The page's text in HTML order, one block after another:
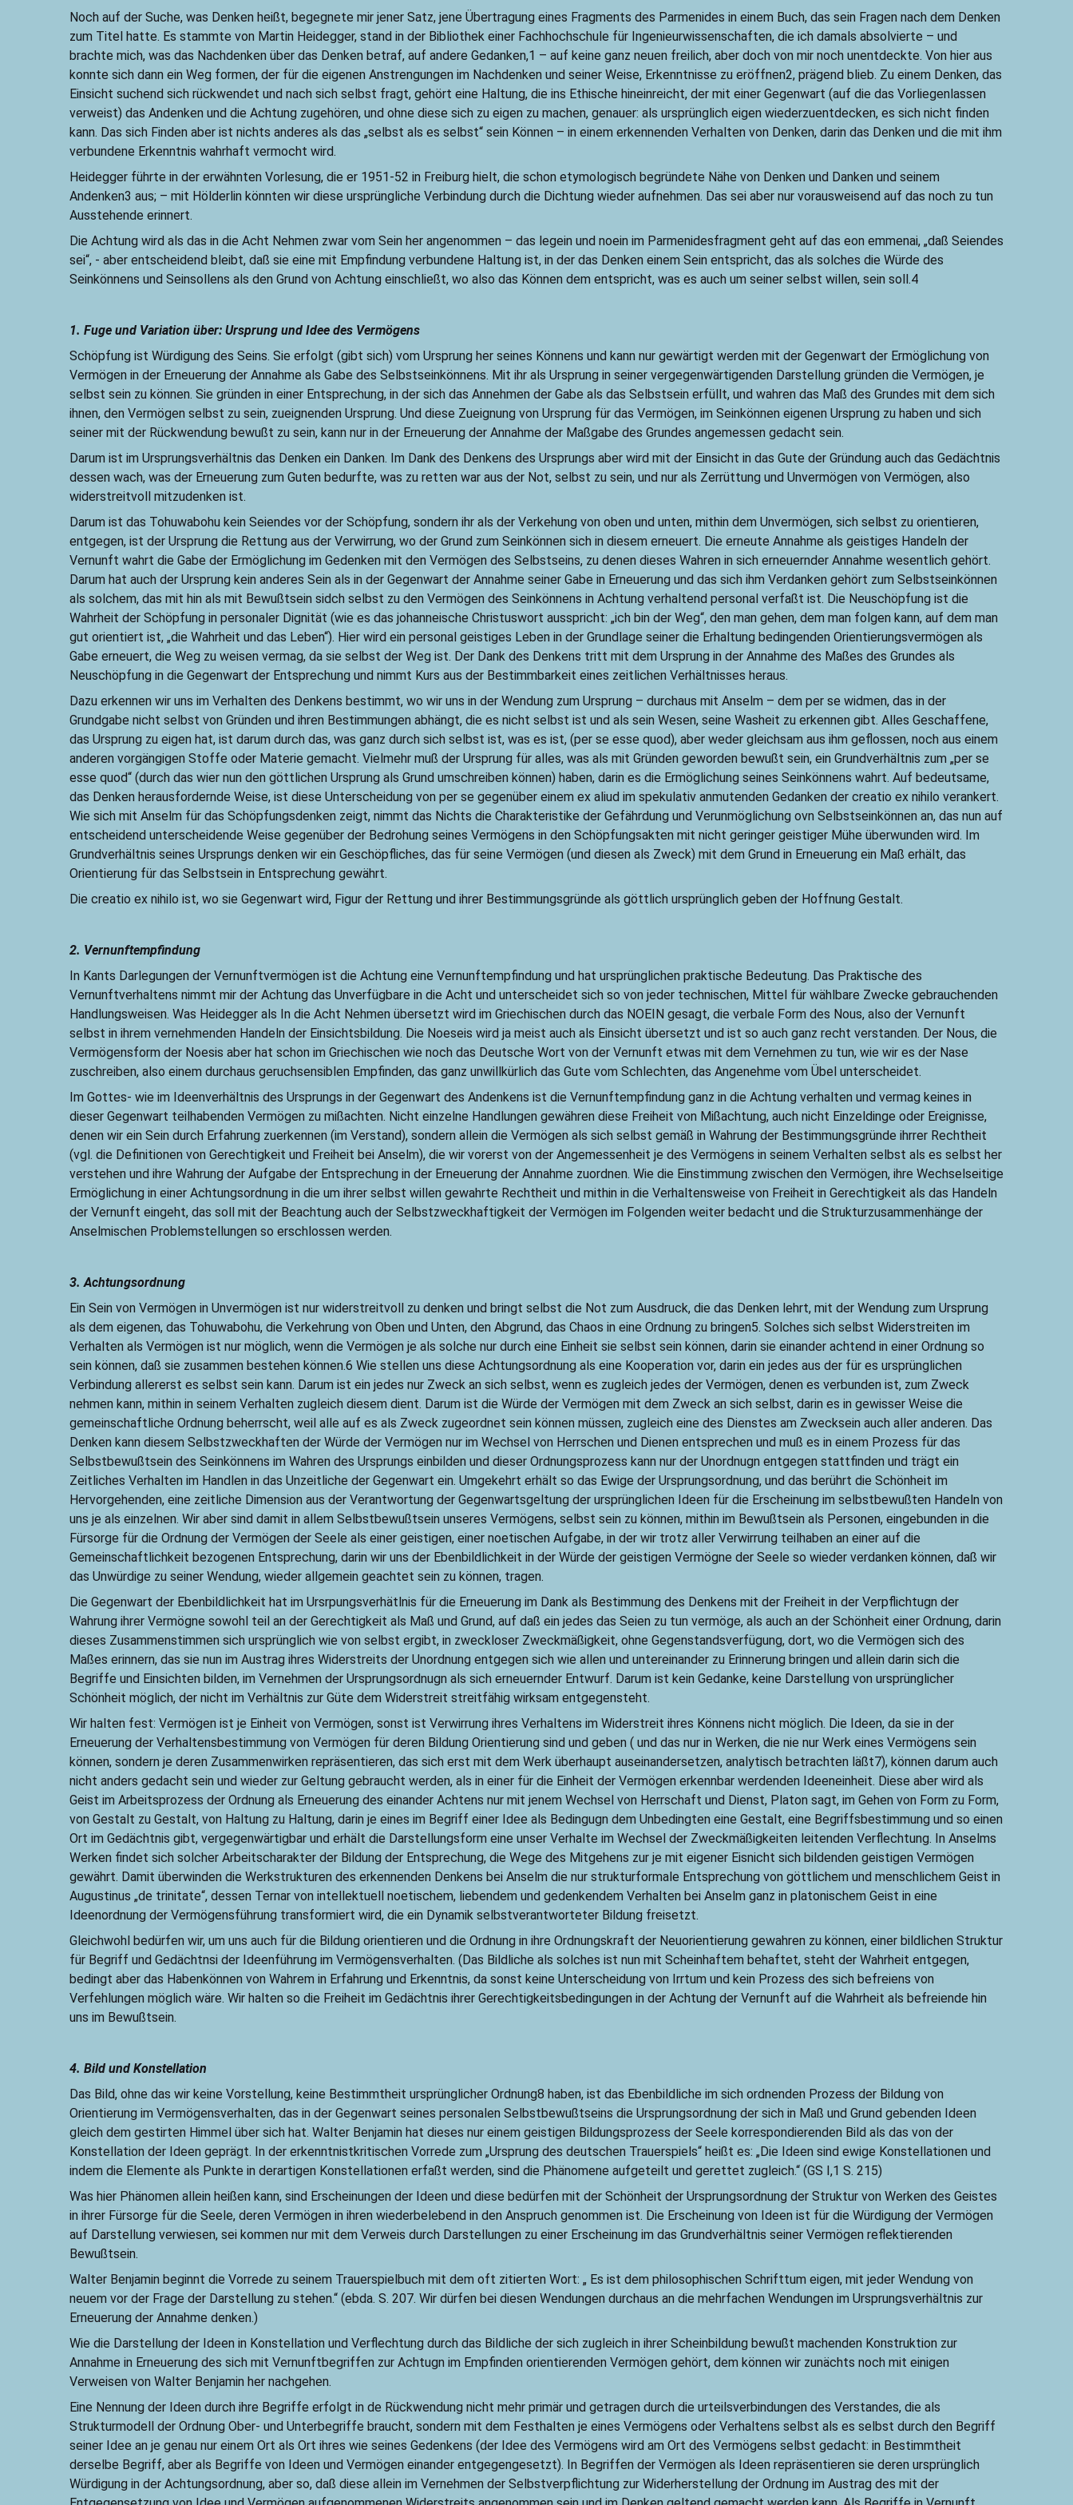
Noch auf der Suche, was Denken heißt, begegnete mir jener Satz, jene Übertragung eines Fragments des Parmenides in einem Buch, das sein Fragen nach dem Denken
zum Titel hatte. Es stammte von Martin Heidegger, stand in der Bibliothek einer Fachhochschule für Ingenieurwissenschaften, die ich damals absolvierte – und
brachte mich, was das Nachdenken über das Denken betraf, auf andere Gedanken,1 – auf keine ganz neuen freilich, aber doch von mir noch unentdeckte. Von hier aus
konnte sich dann ein Weg formen, der für die eigenen Anstrengungen im Nachdenken und seiner Weise, Erkenntnisse zu eröffnen2, prägend blieb. Zu einem Denken, das
Einsicht suchend sich rückwendet und nach sich selbst fragt, gehört eine Haltung, die ins Ethische hineinreicht, der mit einer Gegenwart (auf die das Vorliegenlassen
verweist) das Andenken und die Achtung zugehören, und ohne diese sich zu eigen zu machen, genauer: als ursprünglich eigen wiederzuentdecken, es sich nicht finden
kann. Das sich Finden aber ist nichts anderes als das „selbst als es selbst“ sein Können – in einem erkennenden Verhalten von Denken, darin das Denken und die mit ihm
verbundene Erkenntnis wahrhaft vermocht wird.
Heidegger führte in der erwähnten Vorlesung, die er 1951-52 in Freiburg hielt, die schon etymologisch begründete Nähe von Denken und Danken und seinem
Andenken3 aus; – mit Hölderlin könnten wir diese ursprüngliche Verbindung durch die Dichtung wieder aufnehmen. Das sei aber nur vorausweisend auf das noch zu tun
Ausstehende erinnert.
Die Achtung wird als das in die Acht Nehmen zwar vom Sein her angenommen – das legein und noein im Parmenidesfragment geht auf das eon emmenai, „daß Seiendes
sei“, - aber entscheidend bleibt, daß sie eine mit Empfindung verbundene Haltung ist, in der das Denken einem Sein entspricht, das als solches die Würde des
Seinkönnens und Seinsollens als den Grund von Achtung einschließt, wo also das Können dem entspricht, was es auch um seiner selbst willen, sein soll.4
1. Fuge und Variation über: Ursprung und Idee des Vermögens
Schöpfung ist Würdigung des Seins. Sie erfolgt (gibt sich) vom Ursprung her seines Könnens und kann nur gewärtigt werden mit der Gegenwart der Ermöglichung von
Vermögen in der Erneuerung der Annahme als Gabe des Selbstseinkönnens. Mit ihr als Ursprung in seiner vergegenwärtigenden Darstellung gründen die Vermögen, je
selbst sein zu können. Sie gründen in einer Entsprechung, in der sich das Annehmen der Gabe als das Selbstsein erfüllt, und wahren das Maß des Grundes mit dem sich
ihnen, den Vermögen selbst zu sein, zueignenden Ursprung. Und diese Zueignung von Ursprung für das Vermögen, im Seinkönnen eigenen Ursprung zu haben und sich
seiner mit der Rückwendung bewußt zu sein, kann nur in der Erneuerung der Annahme der Maßgabe des Grundes angemessen gedacht sein.
Darum ist im Ursprungsverhältnis das Denken ein Danken. Im Dank des Denkens des Ursprungs aber wird mit der Einsicht in das Gute der Gründung auch das Gedächtnis
dessen wach, was der Erneuerung zum Guten bedurfte, was zu retten war aus der Not, selbst zu sein, und nur als Zerrüttung und Unvermögen von Vermögen, also
widerstreitvoll mitzudenken ist.
Darum ist das Tohuwabohu kein Seiendes vor der Schöpfung, sondern ihr als der Verkehung von oben und unten, mithin dem Unvermögen, sich selbst zu orientieren,
entgegen, ist der Ursprung die Rettung aus der Verwirrung, wo der Grund zum Seinkönnen sich in diesem erneuert. Die erneute Annahme als geistiges Handeln der
Vernunft wahrt die Gabe der Ermöglichung im Gedenken mit den Vermögen des Selbstseins, zu denen dieses Wahren in sich erneuernder Annahme wesentlich gehört.
Darum hat auch der Ursprung kein anderes Sein als in der Gegenwart der Annahme seiner Gabe in Erneuerung und das sich ihm Verdanken gehört zum Selbstseinkönnen
als solchem, das mit hin als mit Bewußtsein sidch selbst zu den Vermögen des Seinkönnens in Achtung verhaltend personal verfaßt ist. Die Neuschöpfung ist die
Wahrheit der Schöpfung in personaler Dignität (wie es das johanneische Christuswort ausspricht: „ich bin der Weg“, den man gehen, dem man folgen kann, auf dem man
gut orientiert ist, „die Wahrheit und das Leben“). Hier wird ein personal geistiges Leben in der Grundlage seiner die Erhaltung bedingenden Orientierungsvermögen als
Gabe erneuert, die Weg zu weisen vermag, da sie selbst der Weg ist. Der Dank des Denkens tritt mit dem Ursprung in der Annahme des Maßes des Grundes als
Neuschöpfung in die Gegenwart der Entsprechung und nimmt Kurs aus der Bestimmbarkeit eines zeitlichen Verhältnisses heraus.
Dazu erkennen wir uns im Verhalten des Denkens bestimmt, wo wir uns in der Wendung zum Ursprung – durchaus mit Anselm – dem per se widmen, das in der
Grundgabe nicht selbst von Gründen und ihren Bestimmungen abhängt, die es nicht selbst ist und als sein Wesen, seine Washeit zu erkennen gibt. Alles Geschaffene,
das Ursprung zu eigen hat, ist darum durch das, was ganz durch sich selbst ist, was es ist, (per se esse quod), aber weder gleichsam aus ihm geflossen, noch aus einem
anderen vorgängigen Stoffe oder Materie gemacht. Vielmehr muß der Ursprung für alles, was als mit Gründen geworden bewußt sein, ein Grundverhältnis zum „per se
esse quod“ (durch das wier nun den göttlichen Ursprung als Grund umschreiben können) haben, darin es die Ermöglichung seines Seinkönnens wahrt. Auf bedeutsame,
das Denken herausfordernde Weise, ist diese Unterscheidung von per se gegenüber einem ex aliud im spekulativ anmutenden Gedanken der creatio ex nihilo verankert.
Wie sich mit Anselm für das Schöpfungsdenken zeigt, nimmt das Nichts die Charakteristike der Gefährdung und Verunmöglichung ovn Selbstseinkönnen an, das nun auf
entscheidend unterscheidende Weise gegenüber der Bedrohung seines Vermögens in den Schöpfungsakten mit nicht geringer geistiger Mühe überwunden wird. Im
Grundverhältnis seines Ursprungs denken wir ein Geschöpfliches, das für seine Vermögen (und diesen als Zweck) mit dem Grund in Erneuerung ein Maß erhält, das
Orientierung für das Selbstsein in Entsprechung gewährt.
Die creatio ex nihilo ist, wo sie Gegenwart wird, Figur der Rettung und ihrer Bestimmungsgründe als göttlich ursprünglich geben der Hoffnung Gestalt.
2. Vernunftempfindung
In Kants Darlegungen der Vernunftvermögen ist die Achtung eine Vernunftempfindung und hat ursprünglichen praktische Bedeutung. Das Praktische des
Vernunftverhaltens nimmt mir der Achtung das Unverfügbare in die Acht und unterscheidet sich so von jeder technischen, Mittel für wählbare Zwecke gebrauchenden
Handlungsweisen. Was Heidegger als In die Acht Nehmen übersetzt wird im Griechischen durch das NOEIN gesagt, die verbale Form des Nous, also der Vernunft
selbst in ihrem vernehmenden Handeln der Einsichtsbildung. Die Noeseis wird ja meist auch als Einsicht übersetzt und ist so auch ganz recht verstanden. Der Nous, die
Vermögensform der Noesis aber hat schon im Griechischen wie noch das Deutsche Wort von der Vernunft etwas mit dem Vernehmen zu tun, wie wir es der Nase
zuschreiben, also einem durchaus geruchsensiblen Empfinden, das ganz unwillkürlich das Gute vom Schlechten, das Angenehme vom Übel unterscheidet.
Im Gottes- wie im Ideenverhältnis des Ursprungs in der Gegenwart des Andenkens ist die Vernunftempfindung ganz in die Achtung verhalten und vermag keines in
dieser Gegenwart teilhabenden Vermögen zu mißachten. Nicht einzelne Handlungen gewähren diese Freiheit von Mißachtung, auch nicht Einzeldinge oder Ereignisse,
denen wir ein Sein durch Erfahrung zuerkennen (im Verstand), sondern allein die Vermögen als sich selbst gemäß in Wahrung der Bestimmungsgründe ihrrer Rechtheit
(vgl. die Definitionen von Gerechtigkeit und Freiheit bei Anselm), die wir vorerst von der Angemessenheit je des Vermögens in seinem Verhalten selbst als es selbst her
verstehen und ihre Wahrung der Aufgabe der Entsprechung in der Erneuerung der Annahme zuordnen. Wie die Einstimmung zwischen den Vermögen, ihre Wechselseitige
Ermöglichung in einer Achtungsordnung in die um ihrer selbst willen gewahrte Rechtheit und mithin in die Verhaltensweise von Freiheit in Gerechtigkeit als das Handeln
der Vernunft eingeht, das soll mit der Beachtung auch der Selbstzweckhaftigkeit der Vermögen im Folgenden weiter bedacht und die Strukturzusammenhänge der
Anselmischen Problemstellungen so erschlossen werden.
3. Achtungsordnung
Ein Sein von Vermögen in Unvermögen ist nur widerstreitvoll zu denken und bringt selbst die Not zum Ausdruck, die das Denken lehrt, mit der Wendung zum Ursprung
als dem eigenen, das Tohuwabohu, die Verkehrung von Oben und Unten, den Abgrund, das Chaos in eine Ordnung zu bringen5. Solches sich selbst Widerstreiten im
Verhalten als Vermögen ist nur möglich, wenn die Vermögen je als solche nur durch eine Einheit sie selbst sein können, darin sie einander achtend in einer Ordnung so
sein können, daß sie zusammen bestehen können.6 Wie stellen uns diese Achtungsordnung als eine Kooperation vor, darin ein jedes aus der für es ursprünglichen
Verbindung allererst es selbst sein kann. Darum ist ein jedes nur Zweck an sich selbst, wenn es zugleich jedes der Vermögen, denen es verbunden ist, zum Zweck
nehmen kann, mithin in seinem Verhalten zugleich diesem dient. Darum ist die Würde der Vermögen mit dem Zweck an sich selbst, darin es in gewisser Weise die
gemeinschaftliche Ordnung beherrscht, weil alle auf es als Zweck zugeordnet sein können müssen, zugleich eine des Dienstes am Zwecksein auch aller anderen. Das
Denken kann diesem Selbstzweckhaften der Würde der Vermögen nur im Wechsel von Herrschen und Dienen entsprechen und muß es in einem Prozess für das
Selbstbewußtsein des Seinkönnens im Wahren des Ursprungs einbilden und dieser Ordnungsprozess kann nur der Unordnugn entgegen stattfinden und trägt ein
Zeitliches Verhalten im Handlen in das Unzeitliche der Gegenwart ein. Umgekehrt erhält so das Ewige der Ursprungsordnung, und das berührt die Schönheit im
Hervorgehenden, eine zeitliche Dimension aus der Verantwortung der Gegenwartsgeltung der ursprünglichen Ideen für die Erscheinung im selbstbewußten Handeln von
uns je als einzelnen. Wir aber sind damit in allem Selbstbewußtsein unseres Vermögens, selbst sein zu können, mithin im Bewußtsein als Personen, eingebunden in die
Fürsorge für die Ordnung der Vermögen der Seele als einer geistigen, einer noetischen Aufgabe, in der wir trotz aller Verwirrung teilhaben an einer auf die
Gemeinschaftlichkeit bezogenen Entsprechung, darin wir uns der Ebenbildlichkeit in der Würde der geistigen Vermögne der Seele so wieder verdanken können, daß wir
das Unwürdige zu seiner Wendung, wieder allgemein geachtet sein zu können, tragen.
Die Gegenwart der Ebenbildlichkeit hat im Ursrpungsverhätlnis für die Erneuerung im Dank als Bestimmung des Denkens mit der Freiheit in der Verpflichtugn der
Wahrung ihrer Vermögne sowohl teil an der Gerechtigkeit als Maß und Grund, auf daß ein jedes das Seien zu tun vermöge, als auch an der Schönheit einer Ordnung, darin
dieses Zusammenstimmen sich ursprünglich wie von selbst ergibt, in zweckloser Zweckmäßigkeit, ohne Gegenstandsverfügung, dort, wo die Vermögen sich des
Maßes erinnern, das sie nun im Austrag ihres Widerstreits der Unordnung entgegen sich wie allen und untereinander zu Erinnerung bringen und allein darin sich die
Begriffe und Einsichten bilden, im Vernehmen der Ursprungsordnugn als sich erneuernder Entwurf. Darum ist kein Gedanke, keine Darstellung von ursprünglicher
Schönheit möglich, der nicht im Verhältnis zur Güte dem Widerstreit streitfähig wirksam entgegensteht.
Wir halten fest: Vermögen ist je Einheit von Vermögen, sonst ist Verwirrung ihres Verhaltens im Widerstreit ihres Könnens nicht möglich. Die Ideen, da sie in der
Erneuerung der Verhaltensbestimmung von Vermögen für deren Bildung Orientierung sind und geben ( und das nur in Werken, die nie nur Werk eines Vermögens sein
können, sondern je deren Zusammenwirken repräsentieren, das sich erst mit dem Werk überhaupt auseinandersetzen, analytisch betrachten läßt7), können darum auch
nicht anders gedacht sein und wieder zur Geltung gebraucht werden, als in einer für die Einheit der Vermögen erkennbar werdenden Ideeneinheit. Diese aber wird als
Geist im Arbeitsprozess der Ordnung als Erneuerung des einander Achtens nur mit jenem Wechsel von Herrschaft und Dienst, Platon sagt, im Gehen von Form zu Form,
von Gestalt zu Gestalt, von Haltung zu Haltung, darin je eines im Begriff einer Idee als Bedingugn dem Unbedingten eine Gestalt, eine Begriffsbestimmung und so einen
Ort im Gedächtnis gibt, vergegenwärtigbar und erhält die Darstellungsform eine unser Verhalte im Wechsel der Zweckmäßigkeiten leitenden Verflechtung. In Anselms
Werken findet sich solcher Arbeitscharakter der Bildung der Entsprechung, die Wege des Mitgehens zur je mit eigener Eisnicht sich bildenden geistigen Vermögen
gewährt. Damit überwinden die Werkstrukturen des erkennenden Denkens bei Anselm die nur strukturformale Entsprechung von göttlichem und menschlichem Geist in
Augustinus „de trinitate“, dessen Ternar von intellektuell noetischem, liebendem und gedenkendem Verhalten bei Anselm ganz in platonischem Geist in eine
Ideenordnung der Vermögensführung transformiert wird, die ein Dynamik selbstverantworteter Bildung freisetzt.
Gleichwohl bedürfen wir, um uns auch für die Bildung orientieren und die Ordnung in ihre Ordnungskraft der Neuorientierung gewahren zu können, einer bildlichen Struktur
für Begriff und Gedächtnsi der Ideenführung im Vermögensverhalten. (Das Bildliche als solches ist nun mit Scheinhaftem behaftet, steht der Wahrheit entgegen,
bedingt aber das Habenkönnen von Wahrem in Erfahrung und Erkenntnis, da sonst keine Unterscheidung von Irrtum und kein Prozess des sich befreiens von
Verfehlungen möglich wäre. Wir halten so die Freiheit im Gedächtnis ihrer Gerechtigkeitsbedingungen in der Achtung der Vernunft auf die Wahrheit als befreiende hin
uns im Bewußtsein.
4. Bild und Konstellation
Das Bild, ohne das wir keine Vorstellung, keine Bestimmtheit ursprünglicher Ordnung8 haben, ist das Ebenbildliche im sich ordnenden Prozess der Bildung von
Orientierung im Vermögensverhalten, das in der Gegenwart seines personalen Selbstbewußtseins die Ursprungsordnung der sich in Maß und Grund gebenden Ideen
gleich dem gestirten Himmel über sich hat. Walter Benjamin hat dieses nur einem geistigen Bildungsprozess der Seele korrespondierenden Bild als das von der
Konstellation der Ideen geprägt. In der erkenntnistkritischen Vorrede zum „Ursprung des deutschen Trauerspiels“ heißt es: „Die Ideen sind ewige Konstellationen und
indem die Elemente als Punkte in derartigen Konstellationen erfaßt werden, sind die Phänomene aufgeteilt und gerettet zugleich.“ (GS I,1 S. 215)
Was hier Phänomen allein heißen kann, sind Erscheinungen der Ideen und diese bedürfen mit der Schönheit der Ursprungsordnung der Struktur von Werken des Geistes
in ihrer Fürsorge für die Seele, deren Vermögen in ihren wiederbelebend in den Anspruch genommen ist. Die Erscheinung von Ideen ist für die Würdigung der Vermögen
auf Darstellung verwiesen, sei kommen nur mit dem Verweis durch Darstellungen zu einer Erscheinung im das Grundverhältnis seiner Vermögen reflektierenden
Bewußtsein.
Walter Benjamin beginnt die Vorrede zu seinem Trauerspielbuch mit dem oft zitierten Wort: „ Es ist dem philosophischen Schrifttum eigen, mit jeder Wendung von
neuem vor der Frage der Darstellung zu stehen.“ (ebda. S. 207. Wir dürfen bei diesen Wendungen durchaus an die mehrfachen Wendungen im Ursprungsverhältnis zur
Erneuerung der Annahme denken.)
Wie die Darstellung der Ideen in Konstellation und Verflechtung durch das Bildliche der sich zugleich in ihrer Scheinbildung bewußt machenden Konstruktion zur
Annahme in Erneuerung des sich mit Vernunftbegriffen zur Achtugn im Empfinden orientierenden Vermögen gehört, dem können wir zunächts noch mit einigen
Verweisen von Walter Benjamin her nachgehen.
Eine Nennung der Ideen durch ihre Begriffe erfolgt in de Rückwendung nicht mehr primär und getragen durch die urteilsverbindungen des Verstandes, die als
Strukturmodell der Ordnung Ober- und Unterbegriffe braucht, sondern mit dem Festhalten je eines Vermögens oder Verhaltens selbst als es selbst durch den Begriff
seiner Idee an je genau nur einem Ort als Ort ihres wie seines Gedenkens (der Idee des Vermögens wird am Ort des Vermögens selbst gedacht: in Bestimmtheit
derselbe Begriff, aber als Begriffe von Ideen und Vermögen einander entgegengesetzt). In Begriffen der Vermögen als Ideen repräsentieren sie deren ursprünglich
Würdigung in der Achtungsordnung, aber so, daß diese allein im Vernehmen der Selbstverpflichtung zur Widerherstellung der Ordnung im Austrag des mit der